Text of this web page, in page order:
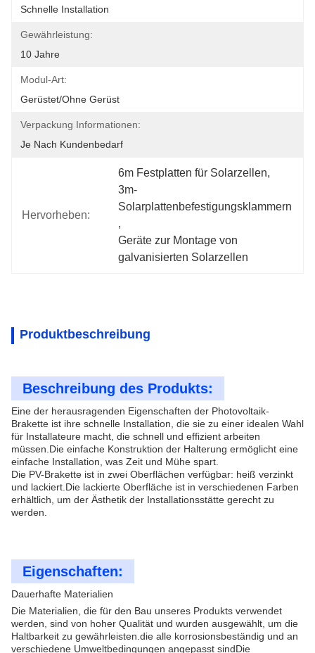
Schnelle Installation
Gewährleistung:
10 Jahre
Modul-Art:
Gerüstet/ohne Gerüst
Verpackung Informationen:
Je Nach Kundenbedarf
Hervorheben:
6m Festplatten für Solarzellen,
3m-
Solarplattenbefestigungsklammern
,
Geräte zur Montage von
galvanisierten Solarzellen
Produktbeschreibung
Beschreibung des Produkts:
Eine der herausragenden Eigenschaften der Photovoltaik-
Brakette ist ihre schnelle Installation, die sie zu einer idealen Wahl
für Installateure macht, die schnell und effizient arbeiten
müssen.Die einfache Konstruktion der Halterung ermöglicht eine
einfache Installation, was Zeit und Mühe spart.
Die PV-Brakette ist in zwei Oberflächen verfügbar: heiß verzinkt
und lackiert.Die lackierte Oberfläche ist in verschiedenen Farben
erhältlich, um der Ästhetik der Installationsstätte gerecht zu
werden.
Eigenschaften:
Dauerhafte Materialien
Die Materialien, die für den Bau unseres Produkts verwendet
werden, sind von hoher Qualität und wurden ausgewählt, um die
Haltbarkeit zu gewährleisten.die alle korrosionsbeständig und an
verschiedene Umweltbedingungen angepasst sindDie